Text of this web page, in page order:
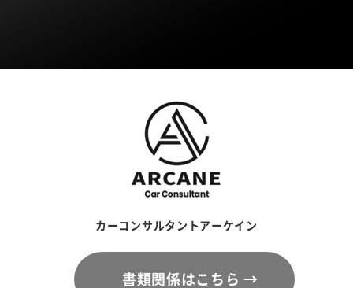
カーコンサルタントアーケイン
書類関係はこちら